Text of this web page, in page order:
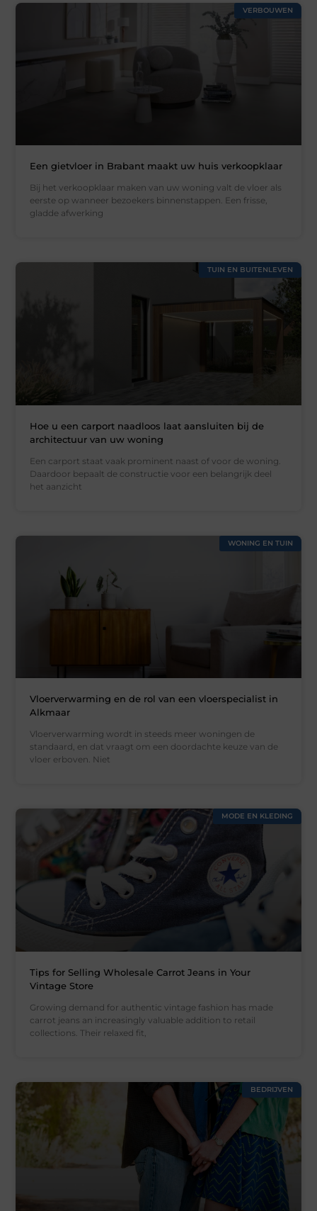
VERBOUWEN
Een gietvloer in Brabant maakt uw huis verkoopklaar
Bij het verkoopklaar maken van uw woning valt de vloer als
eerste op wanneer bezoekers binnenstappen. Een frisse,
gladde afwerking
TUIN EN BUITENLEVEN
Hoe u een carport naadloos laat aansluiten bij de
architectuur van uw woning
Een carport staat vaak prominent naast of voor de woning.
Daardoor bepaalt de constructie voor een belangrijk deel
het aanzicht
WONING EN TUIN
Vloerverwarming en de rol van een vloerspecialist in
Alkmaar
Vloerverwarming wordt in steeds meer woningen de
standaard, en dat vraagt om een doordachte keuze van de
vloer erboven. Niet
MODE EN KLEDING
Tips for Selling Wholesale Carrot Jeans in Your
Vintage Store
Growing demand for authentic vintage fashion has made
carrot jeans an increasingly valuable addition to retail
collections. Their relaxed fit,
BEDRIJVEN